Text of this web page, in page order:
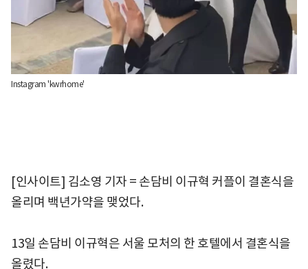
Instagram 'kwrhome'
[인사이트] 김소영 기자 = 손담비 이규혁 커플이 결혼식을
올리며 백년가약을 맺었다.
13일 손담비 이규혁은 서울 모처의 한 호텔에서 결혼식을
올렸다.